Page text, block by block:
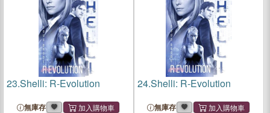
23.Shelli: R-Evolution
無庫存
24.Shelli: R-Evolution
無庫存